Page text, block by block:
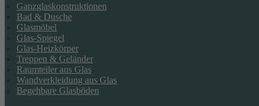
Ganzglaskonstruktionen
Bad & Dusche
Glasmöbel
Glas-Spiegel
Glas-Heizkörper
Treppen & Geländer
Raumteiler aus Glas
Wandverkleidung aus Glas
Begehbare Glasböden